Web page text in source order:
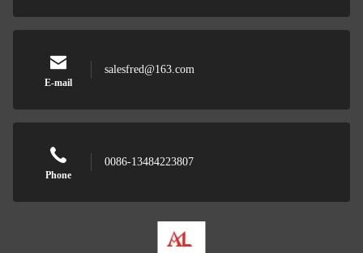
E-mail
salesfred@163.com
Phone
0086-13484223807